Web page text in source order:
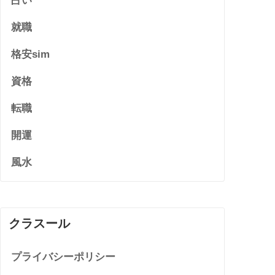
就職
格安sim
資格
転職
開運
風水
クラスール
プライバシーポリシー